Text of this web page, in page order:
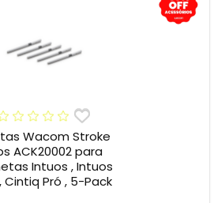
Wacom Stroke
ACK20002 para
Intuos , Intuos
Cintiq Pró , 5-Pack